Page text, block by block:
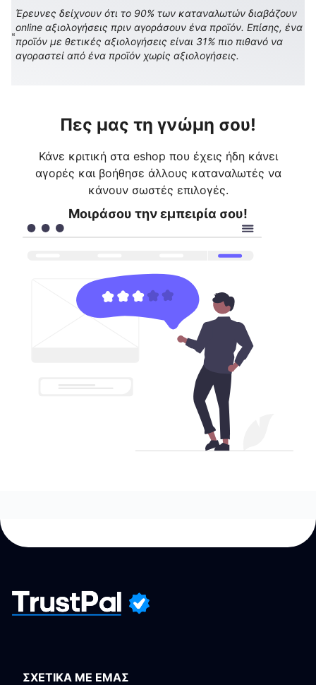
Έρευνες δείχνουν ότι το 90% των καταναλωτών διαβάζουν
online αξιολογήσεις πριν αγοράσουν ένα προϊόν. Επίσης, ένα
προϊόν με θετικές αξιολογήσεις είναι 31% πιο πιθανό να
αγοραστεί από ένα προϊόν χωρίς αξιολογήσεις.
Πες μας τη γνώμη σου!
Κάνε κριτική στα eshop που έχεις ήδη κάνει
αγορές και βοήθησε άλλους καταναλωτές να
κάνουν σωστές επιλογές.
Μοιράσου την εμπειρία σου!
ΣΧΕΤΙΚΑ ΜΕ ΕΜΑΣ